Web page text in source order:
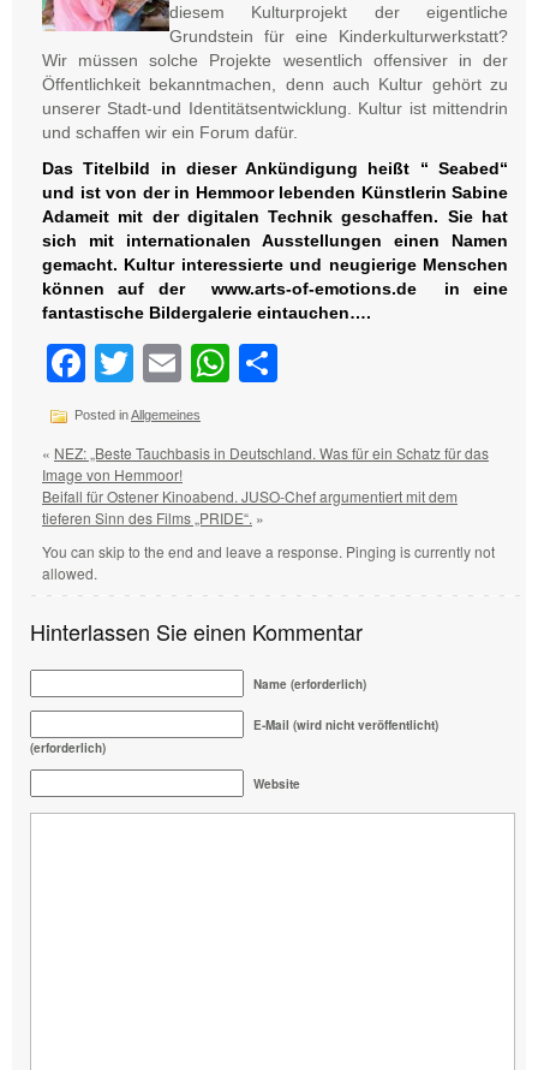
diesem Kulturprojekt der eigentliche
Grundstein für eine Kinderkulturwerkstatt?
Wir müssen solche Projekte wesentlich offensiver in der
Öffentlichkeit bekanntmachen, denn auch Kultur gehört zu
unserer Stadt-und Identitätsentwicklung. Kultur ist mittendrin
und schaffen wir ein Forum dafür.
Das Titelbild in dieser Ankündigung heißt “ Seabed“
und ist von der in Hemmoor lebenden Künstlerin Sabine
Adameit mit der digitalen Technik geschaffen. Sie hat
sich mit internationalen Ausstellungen einen Namen
gemacht. Kultur interessierte und neugierige Menschen
können auf der www.arts-of-emotions.de in eine
fantastische Bildergalerie eintauchen….
Facebook
Twitter
EmailWhatsApp
Posted inAllgemeines
« NEZ: „Beste Tauchbasis in Deutschland. Was für ein Schatz für das
Image von Hemmoor!
Beifall für Ostener Kinoabend. JUSO-Chef argumentiert mit dem
tieferen Sinn des Films „PRIDE“. »
You can skip to the end and leave a response. Pinging is currently not
allowed.
Hinterlassen Sie einen Kommentar
Name (erforderlich)
E-Mail (wird nicht veröffentlicht)
(erforderlich)
Website